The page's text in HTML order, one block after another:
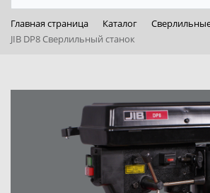
Главная страница Каталог
JIB DP8 Сверлильный станок